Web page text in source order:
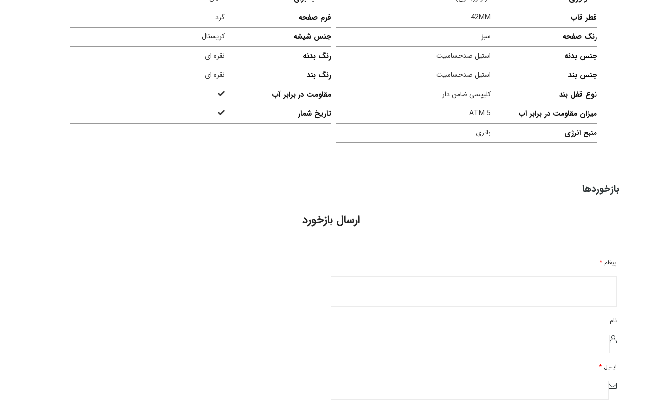
قطر قاب 42MM فرم صفحه گرد
رنگ صفحه سبز جنس شیشه کریستال
جنس بدنه استیل ضدحساسیت رنگ بدنه نقره ای
جنس بند استیل ضدحساسیت رنگ بند نقره ای
نوع قفل بند کلیپسی ضامن دار
مقاومت در برابر آب
میزان مقاومت در برابر آب
5 ATM
تاریخ شمار
منبع انرژی
باتری
بازخوردها
ارسال بازخورد
پیغام *
نام
ایمیل *